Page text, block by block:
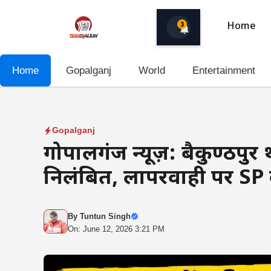
3 Home
Home Gopalganj World Entertainment
Gopalganj
गोपालगंज न्यूज़: बैकुण्ठपुर
निलंबित, लापरवाही पर
By Tuntun Singh
On: June 12, 2026 3:21 PM